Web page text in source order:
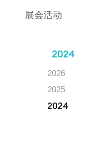
展会活动
2024
2026
2025
2024